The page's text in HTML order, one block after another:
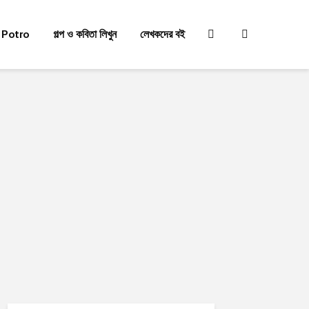
গল্প ও কবিতা লিখুন লেখকদের বই